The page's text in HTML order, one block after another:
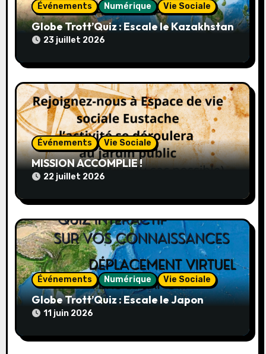
o
n
d
e
l
’
a
t
i
c
l
e
Événements Numérique Vie Sociale
Globe Trott’Quiz : Escale le Kazakhstan
23 juillet 2026
Événements Vie Sociale
MISSION ACCOMPLIE !
22 juillet 2026
Événements Numérique Vie Sociale
Globe Trott’Quiz : Escale le Japon
11 juin 2026